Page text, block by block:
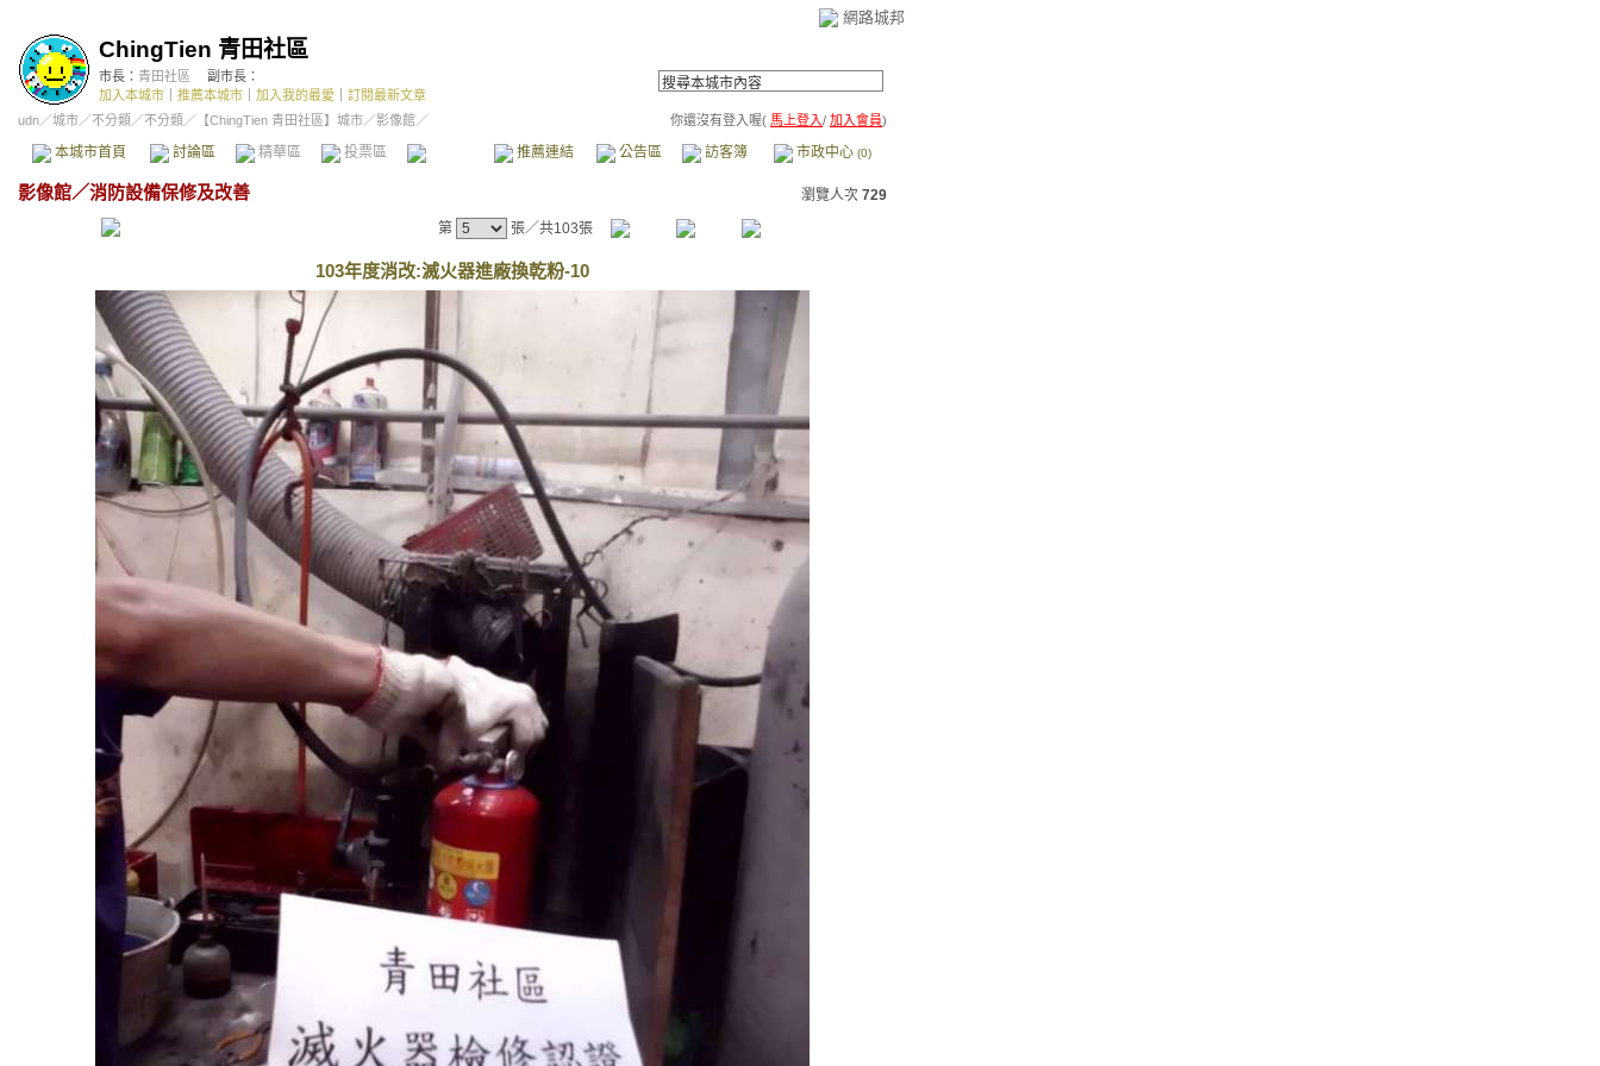
網路城邦
ChingTien 青田社區
市長： 青田社區
副市長：
加入本城市
推薦本城市 加入我的最愛
訂閱最新文章
udn／城市／不分類 ／不分類 ／ 【ChingTien 青田社區】城市／影像館／ 你還沒有登入喔( 馬上登入/ 加入會員)
本城市首頁 討論區 精華區 投票區 影像館 推薦連結 公告區 訪客簿 市政中心 (0)
影像館／消防設備保修及改善 瀏覽人次 729
第
張／共103張
103年度消改:滅火器進廠換乾粉-10